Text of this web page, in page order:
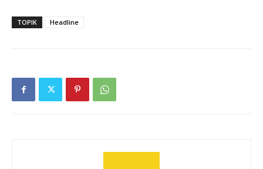
TOPIK Headline